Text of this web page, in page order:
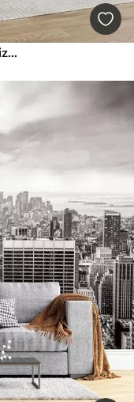
Panorama del puente de Brooklyn realizado con una técnica retro abocetada con líneas y arañazos